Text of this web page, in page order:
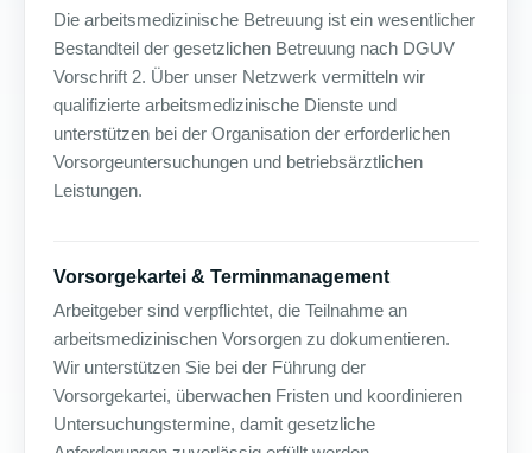
Die arbeitsmedizinische Betreuung ist ein wesentlicher
Bestandteil der gesetzlichen Betreuung nach DGUV
Vorschrift 2. Über unser Netzwerk vermitteln wir
qualifizierte arbeitsmedizinische Dienste und
unterstützen bei der Organisation der erforderlichen
Vorsorgeuntersuchungen und betriebsärztlichen
Leistungen.
Vorsorgekartei & Terminmanagement
Arbeitgeber sind verpflichtet, die Teilnahme an
arbeitsmedizinischen Vorsorgen zu dokumentieren.
Wir unterstützen Sie bei der Führung der
Vorsorgekartei, überwachen Fristen und koordinieren
Untersuchungstermine, damit gesetzliche